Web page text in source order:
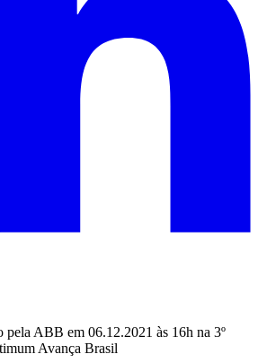
pela ABB em 06.12.2021 às 16h na 3º
Avança Brasil